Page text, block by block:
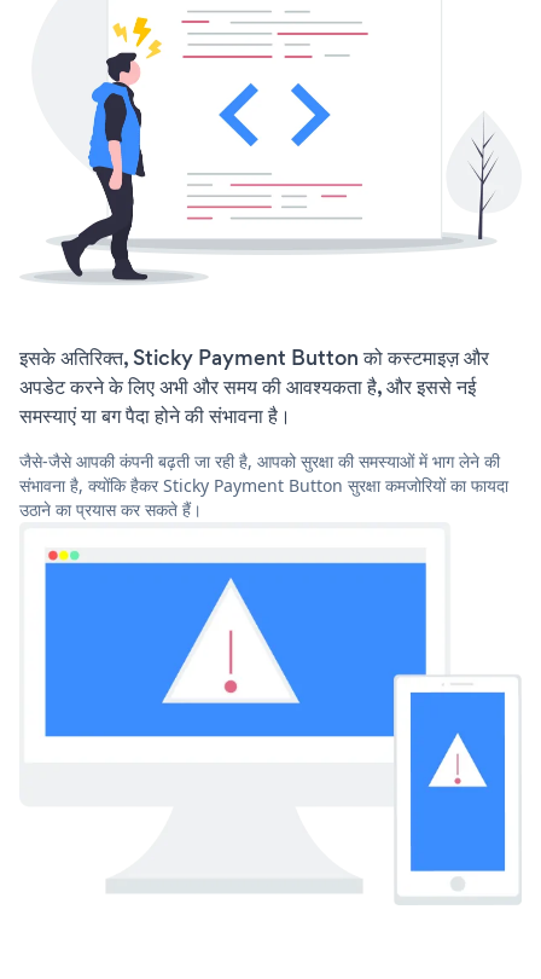
इसके अतिरिक्त, Sticky Payment Button को कस्टमाइज़ और
अपडेट करने के लिए अभी और समय की आवश्यकता है, और इससे नई
समस्याएं या बग पैदा होने की संभावना है।
जैसे-जैसे आपकी कंपनी बढ़ती जा रही है, आपको सुरक्षा की समस्याओं में भाग लेने की
संभावना है, क्योंकि हैकर Sticky Payment Button सुरक्षा कमजोरियों का फायदा
उठाने का प्रयास कर सकते हैं।